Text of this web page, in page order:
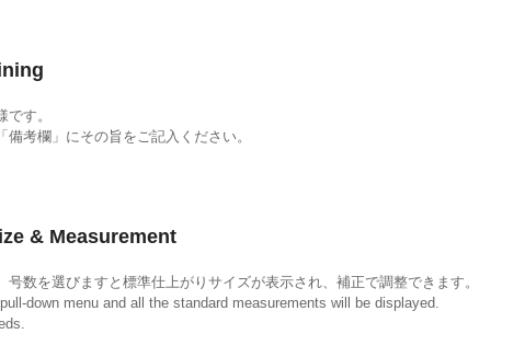
す。
考欄」にその旨をご記入ください。
& Measurement
数を選びますと標準仕上がりサイズが表示され、補正で調整できます。
down menu and all the standard measurements will be displayed.